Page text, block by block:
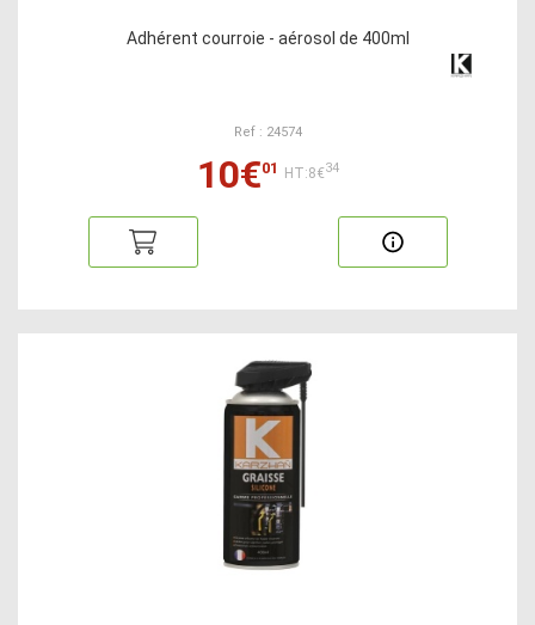
Adhérent courroie - aérosol de 400ml
Ref : 24574
10€01 HT:8€34